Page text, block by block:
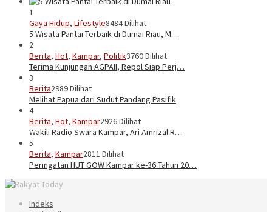
1
Gaya Hidup, Lifestyle8484 Dilihat
5 Wisata Pantai Terbaik di Dumai Riau, M…
2
Berita, Hot, Kampar, Politik3760 Dilihat
Terima Kunjungan AGPAII, Repol Siap Perj…
3
Berita2989 Dilihat
Melihat Papua dari Sudut Pandang Pasifik
4
Berita, Hot, Kampar2926 Dilihat
Wakili Radio Swara Kampar, Ari Amrizal R…
5
Berita, Kampar2811 Dilihat
Peringatan HUT GOW Kampar ke-36 Tahun 20…
Indeks